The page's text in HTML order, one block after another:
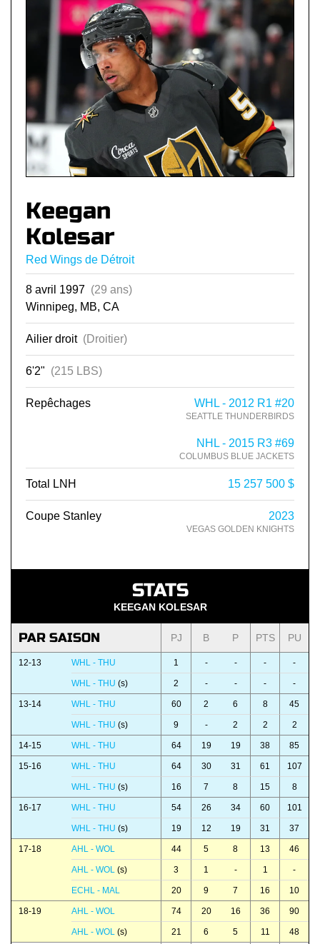
Keegan
Kolesar
Red Wings de Détroit
8 avril 1997 (29 ans)
Winnipeg, MB, CA
Ailier droit (Droitier)
6'2" (215 LBS)
Repêchages WHL - 2012 R1 #20
SEATTLE THUNDERBIRDS
NHL - 2015 R3 #69
COLUMBUS BLUE JACKETS
Total LNH 15 257 500 $
Coupe Stanley 2023
VEGAS GOLDEN KNIGHTS
STATS
KEEGAN KOLESAR
PAR SAISON PJ B P PTS PU
12-13 WHL - THU 1 - - - -
WHL - THU (s) 2 - - - -
13-14 WHL - THU 60 2 6 8 45
WHL - THU (s) 9 - 2 2 2
14-15 WHL - THU 64 19 19 38 85
15-16 WHL - THU 64 30 31 61 107
WHL - THU (s) 16 7 8 15 8
16-17 WHL - THU 54 26 34 60 101
WHL - THU (s) 19 12 19 31 37
17-18 AHL - WOL 44 5 8 13 46
AHL - WOL (s) 3 1 - 1 -
ECHL - MAL 20 9 7 16 10
18-19 AHL - WOL 74 20 16 36 90
AHL - WOL (s) 21 6 5 11 48